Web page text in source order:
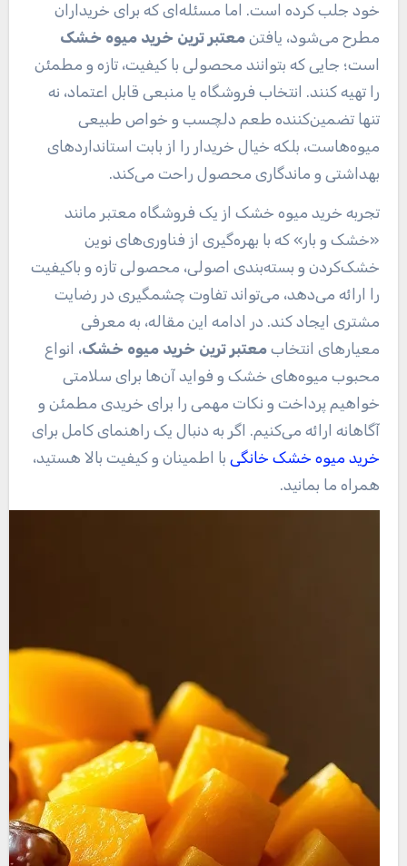
خود جلب کرده است. اما مسئله‌ای که برای خریداران
مطرح می‌شود، یافتن معتبر ترین خرید میوه خشک
است؛ جایی که بتوانند محصولی با کیفیت، تازه و مطمئن
را تهیه کنند. انتخاب فروشگاه یا منبعی قابل اعتماد، نه
تنها تضمین‌کننده طعم دلچسب و خواص طبیعی
میوه‌هاست، بلکه خیال خریدار را از بابت استانداردهای
بهداشتی و ماندگاری محصول راحت می‌کند.
تجربه خرید میوه خشک از یک فروشگاه معتبر مانند
«خشک و بار» که با بهره‌گیری از فناوری‌های نوین
خشک‌کردن و بسته‌بندی اصولی، محصولی تازه و باکیفیت
را ارائه می‌دهد، می‌تواند تفاوت چشمگیری در رضایت
مشتری ایجاد کند. در ادامه این مقاله، به معرفی
معیارهای انتخاب معتبر ترین خرید میوه خشک، انواع
محبوب میوه‌های خشک و فواید آن‌ها برای سلامتی
خواهیم پرداخت و نکات مهمی را برای خریدی مطمئن و
آگاهانه ارائه می‌کنیم. اگر به دنبال یک راهنمای کامل برای
خرید میوه خشک خانگیبا اطمینان و کیفیت بالا هستید،
همراه ما بمانید.